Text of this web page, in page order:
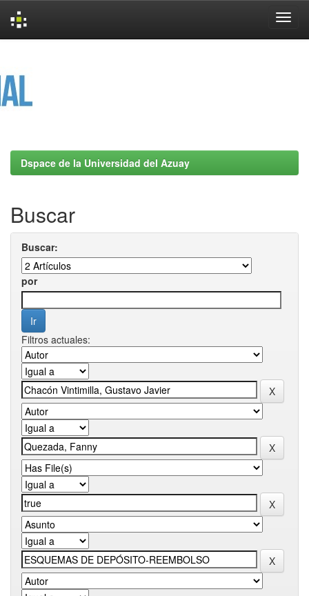
Dspace de la Universidad del Azuay
Buscar
Buscar:
por
Filtros actuales: